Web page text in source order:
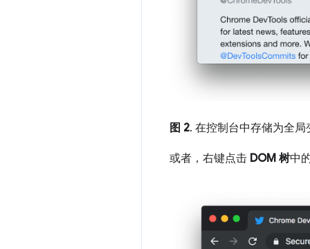
图 2. 在控制台中存储为全局
或者，右键点击 DOM 树中